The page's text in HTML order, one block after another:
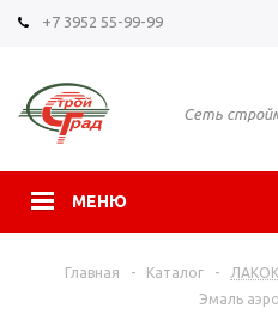
+7 3952 55-99-99
Сеть
МЕНЮ
Главная - Каталог -
Эмаль